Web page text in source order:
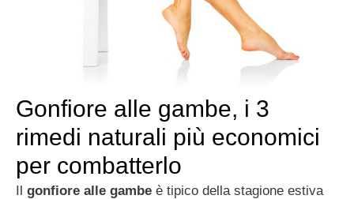
Gonfiore alle gambe, i 3
rimedi naturali più economici
per combatterlo
Il gonfiore alle gambe è tipico della stagione estiva